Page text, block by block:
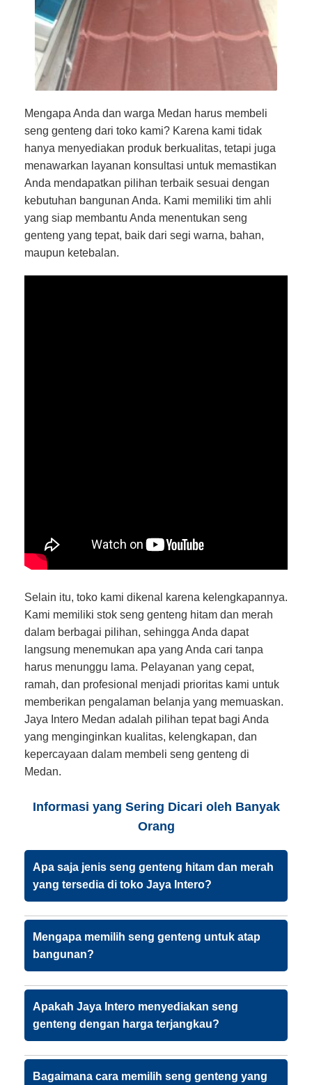
Mengapa Anda dan warga Medan harus membeli
seng genteng dari toko kami? Karena kami tidak
hanya menyediakan produk berkualitas, tetapi juga
menawarkan layanan konsultasi untuk memastikan
Anda mendapatkan pilihan terbaik sesuai dengan
kebutuhan bangunan Anda. Kami memiliki tim ahli
yang siap membantu Anda menentukan seng
genteng yang tepat, baik dari segi warna, bahan,
maupun ketebalan.
Selain itu, toko kami dikenal karena kelengkapannya.
Kami memiliki stok seng genteng hitam dan merah
dalam berbagai pilihan, sehingga Anda dapat
langsung menemukan apa yang Anda cari tanpa
harus menunggu lama. Pelayanan yang cepat,
ramah, dan profesional menjadi prioritas kami untuk
memberikan pengalaman belanja yang memuaskan.
Jaya Intero Medan adalah pilihan tepat bagi Anda
yang menginginkan kualitas, kelengkapan, dan
kepercayaan dalam membeli seng genteng di
Medan.
Informasi yang Sering Dicari oleh Banyak
Orang
Apa saja jenis seng genteng hitam dan merah
yang tersedia di toko Jaya Intero?
Mengapa memilih seng genteng untuk atap
bangunan?
Apakah Jaya Intero menyediakan seng
genteng dengan harga terjangkau?
Bagaimana cara memilih seng genteng yang